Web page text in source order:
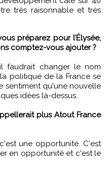
très raisonnable et très
comptez-vous ajouter ?
faudrait changer le nom
politique de la France se
sentiment qu'une nouvelle
idées là-dessus.
plus Atout France
une opportunité. C'est
en opportunité et c'est le